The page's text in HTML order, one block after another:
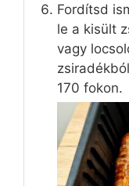
Fordítsd
le a kisült
vagy
170 fokon.